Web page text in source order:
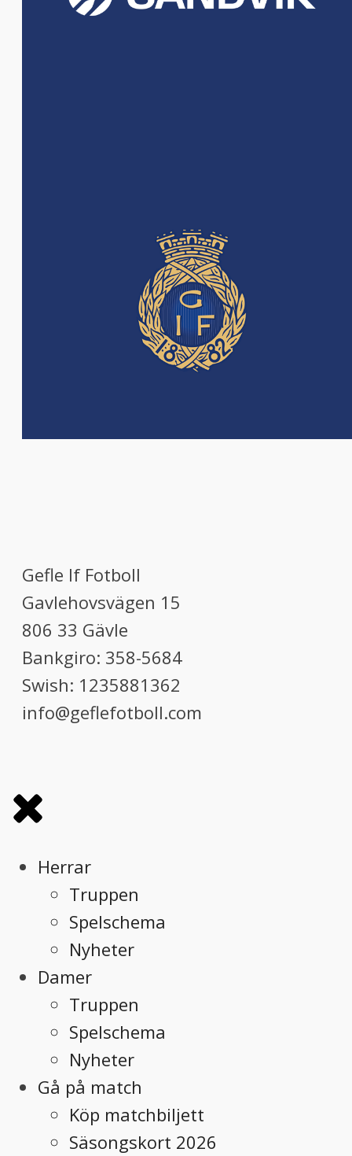
Gefle If Fotboll
Gavlehovsvägen 15
806 33 Gävle
Bankgiro: 358-5684
Swish: 1235881362
info@geflefotboll.com
Herrar
Truppen
Spelschema
Nyheter
Damer
Truppen
Spelschema
Nyheter
Gå på match
Köp matchbiljett
Säsongskort 2026